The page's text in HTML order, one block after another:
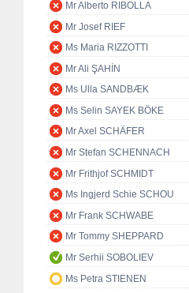
Mr Alberto RIBOLLA
Mr Josef RIEF
Ms Maria RIZZOTTI
Mr Ali ŞAHİN
Ms Ulla SANDBÆK
Ms Selin SAYEK BÖKE
Mr Axel SCHÄFER
Mr Stefan SCHENNACH
Mr Frithjof SCHMIDT
Ms Ingjerd Schie SCHOU
Mr Frank SCHWABE
Mr Tommy SHEPPARD
Mr Serhii SOBOLIEV
Ms Petra STIENEN